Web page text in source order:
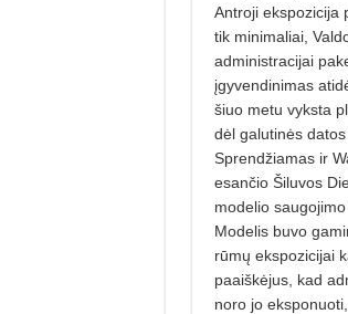
Antroji ekspozicija
tik minimaliai,
administracijai
įgyvendinimas
šiuo metu vyksta
dėl galutinės
Sprendžiamas ir
esančio Šiluvos
modelio
Modelis buvo
rūmų ekspozicijai
paaiškėjus, kad
noro jo